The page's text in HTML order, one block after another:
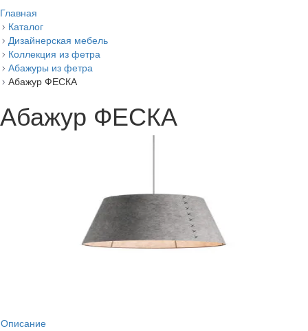
Главная
Каталог
Дизайнерская мебель
Коллекция из фетра
Абажуры из фетра
Абажур ФЕСКА
Абажур ФЕСКА
Описание